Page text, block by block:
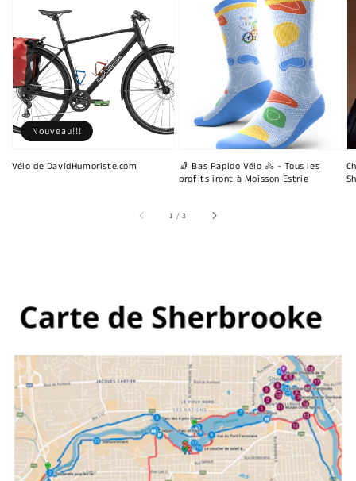
Vélo de DavidHumoriste.com
Nouveau!!!
🧦 Bas Rapido Vélo 🚴 - Tous les
profits iront à Moisson Estrie
1 /sur
3